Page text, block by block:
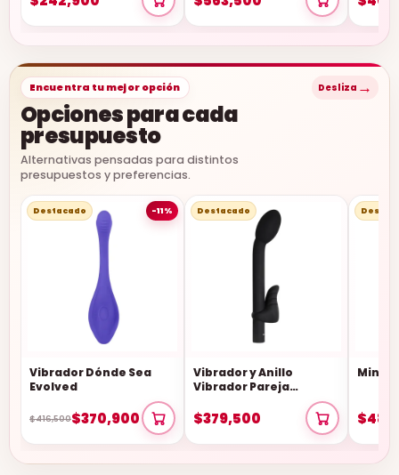
Encuentra tu mejor opción
Opciones para cada
presupuesto
Alternativas pensadas para distintos
presupuestos y preferencias.
Desliza →
Destacado -11%
Vibrador Dónde Sea
Evolved
$416,500$370,900
Destacado
Vibrador y Anillo
Vibrador Pareja
$379,500
Mini